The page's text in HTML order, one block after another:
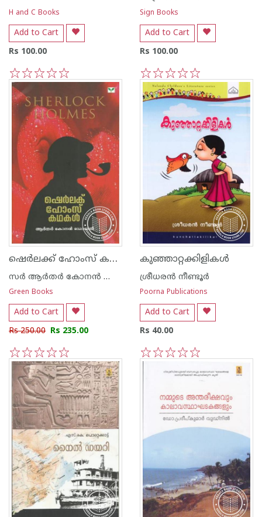
H and C Books
Add to Cart
Rs 100.00
5
4
3
2
1
Sign Books
Add to Cart
Rs 100.00
5
4
3
2
1
ഷെര്‍ലക്ക് ഹോംസ് കഥകള്‍
സര്‍ ആര്‍തര്‍ കോനന്‍ ഡോയല്‍
Green Books
Add to Cart
Rs 250.00 Rs 235.00
5
4
3
2
1
കുഞ്ഞാറ്റക്കിളികള്‍
ശ്രീധര‌ന്‍ നീണ്ടൂര്‍
Poorna Publications
Add to Cart
Rs 40.00
1